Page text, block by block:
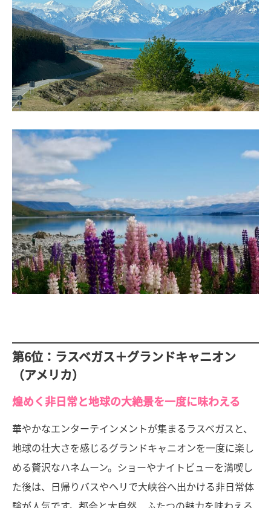
第6位：ラスベガス＋グランドキャニオン
（アメリカ）
煌めく非日常と地球の大絶景を一度に味わえる
華やかなエンターテインメントが集まるラスベガスと、
地球の壮大さを感じるグランドキャニオンを一度に楽し
める贅沢なハネムーン。ショーやナイトビューを満喫し
た後は、日帰りバスやヘリで大峡谷へ出かける非日常体